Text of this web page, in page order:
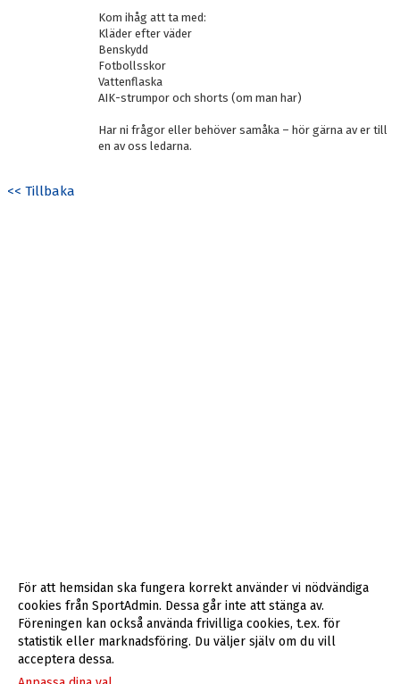
Kom ihåg att ta med:
Kläder efter väder
Benskydd
Fotbollsskor
Vattenflaska
AIK-strumpor och shorts (om man har)
Har ni frågor eller behöver samåka – hör gärna av er till
en av oss ledarna.
<< Tillbaka
För att hemsidan ska fungera korrekt använder vi nödvändiga
cookies från SportAdmin. Dessa går inte att stänga av.
Föreningen kan också använda frivilliga cookies, t.ex. för
statistik eller marknadsföring. Du väljer själv om du vill
acceptera dessa.